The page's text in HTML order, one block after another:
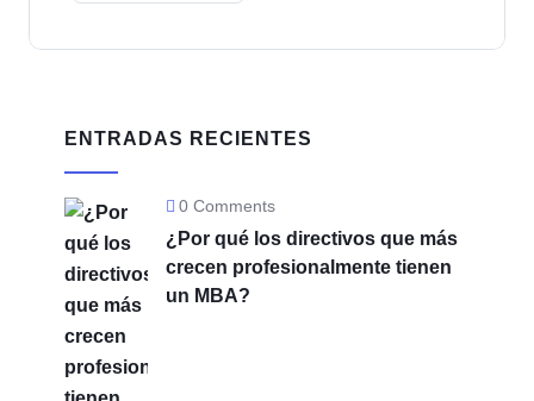
ENTRADAS RECIENTES
0 Comments
¿Por qué los directivos que más
crecen profesionalmente tienen
un MBA?